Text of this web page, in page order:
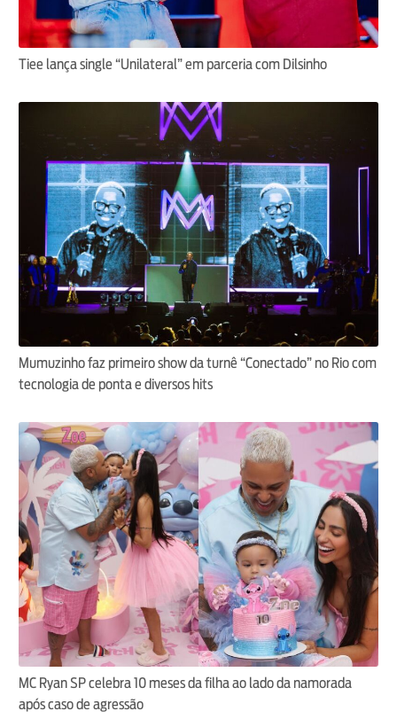
Tiee lança single “Unilateral” em parceria com Dilsinho
Mumuzinho faz primeiro show da turnê “Conectado” no Rio com
tecnologia de ponta e diversos hits
MC Ryan SP celebra 10 meses da filha ao lado da namorada
após caso de agressão